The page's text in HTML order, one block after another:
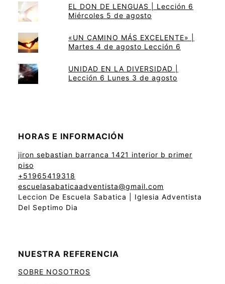
EL DON DE LENGUAS | Lección 6
Miércoles 5 de agosto
«UN CAMINO MÁS EXCELENTE» |
Martes 4 de agosto Lección 6
UNIDAD EN LA DIVERSIDAD |
Lección 6 Lunes 3 de agosto
HORAS E INFORMACIÓN
jiron sebastian barranca 1421 interior b primer
piso
+51965419318
escuelasabaticaadventista@gmail.com
Leccion De Escuela Sabatica | Iglesia Adventista
Del Septimo Dia
NUESTRA REFERENCIA
SOBRE NOSOTROS